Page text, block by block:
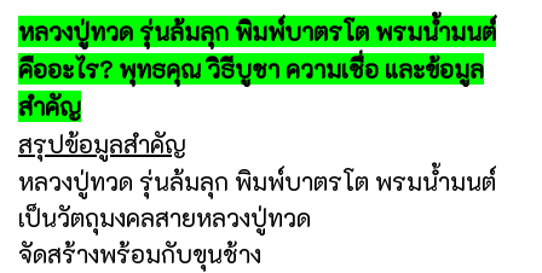
หลวงปู่ทวด รุ่นล้มลุก พิมพ์บาตรโต พรมน้ำมนต์
คืออะไร? พุทธคุณ วิธีบูชา ความเชื่อ และข้อมูล
สำคัญ
สรุปข้อมูลสำคัญ
หลวงปู่ทวด รุ่นล้มลุก พิมพ์บาตรโต พรมน้ำมนต์
เป็นวัตถุมงคลสายหลวงปู่ทวด
จัดสร้างพร้อมกับขุนช้าง